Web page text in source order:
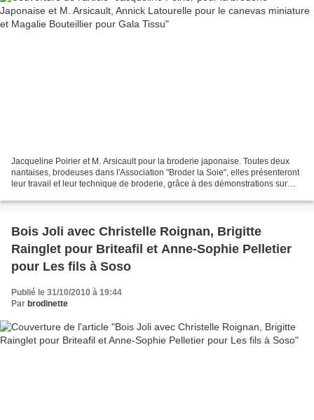
Jacqueline Poirier et M. Arsicault pour la broderie japonaise. Toutes deux
nantaises, brodeuses dans l'Association "Broder la Soie", elles présenteront
leur travail et leur technique de broderie, grâce à des démonstrations sur
Bois Joli avec Christelle Roignan, Brigitte
Rainglet pour Briteafil et Anne-Sophie Pelletier
pour Les fils à Soso
Publié le 31/10/2010 à 19:44
Par brodinette